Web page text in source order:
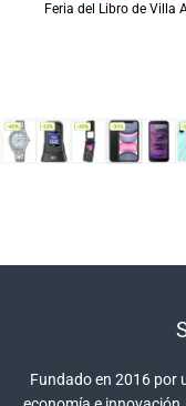
Feria del Libro de Villa
Fundado en 2016 por